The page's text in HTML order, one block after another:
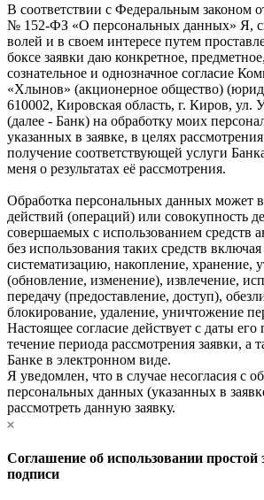
В соответствии с Федеральным законом
№ 152-ФЗ «О персональных данных» Я,
волей и в своем интересе путем
боксе заявки даю конкретное,
сознательное и однозначное согласие
«Хлынов» (акционерное общество)
610002, Кировская область, г. Киров, ул.
(далее - Банк) на обработку моих
указанных в заявке, в целях
получение соответствующей услуги
меня о результатах её рассмотрения.
Обработка персональных данных может
действий (операций) или совокупность
совершаемых с использованием средств
без использования таких средств
систематизацию, накопление, хранение,
(обновление, изменение), извлечение,
передачу (предоставление, доступ),
блокирование, удаление, уничтожение
Настоящее согласие действует с даты его
течение периода рассмотрения заявки, а
Банке в электронном виде.
Я уведомлен, что в случае несогласия с
персональных данных (указанных в
рассмотреть данную заявку.
Соглашение об использовании простой
подписи